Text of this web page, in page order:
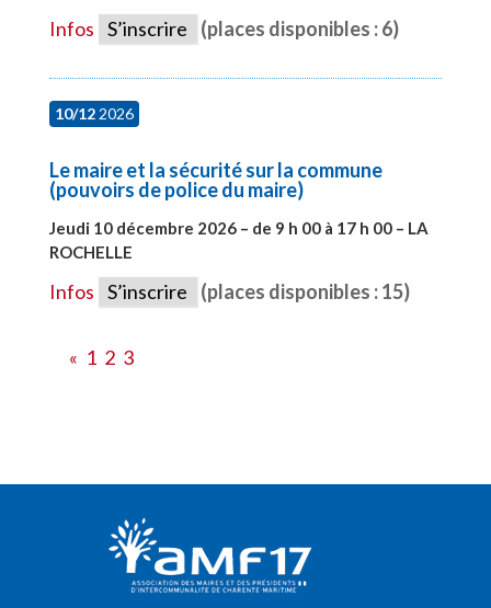
Infos S’inscrire (places disponibles : 6)
10/122026
Le maire et la sécurité sur la commune
(pouvoirs de police du maire)
Jeudi 10 décembre 2026 – de 9 h 00 à 17 h 00 – LA
ROCHELLE
Infos S’inscrire (places disponibles : 15)
« 1 2 3